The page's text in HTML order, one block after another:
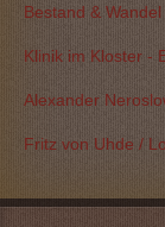
Bestand &
Klinik im Kloster -
Alexander
Fritz von Uhde /